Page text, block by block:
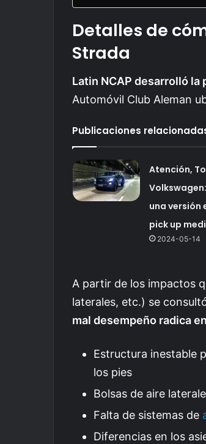
Detalles de
Strada
Latin NCAP desarrolló la
Automóvil Club Aleman
Publicaciones
Atención,
una versión
pick up
2024-05-14
A partir de los impactos
laterales, etc.) se
mal desempeño radica
Estructura inestable
los pies
Bolsas de aire
Falta de sistemas de
Diferencias en los